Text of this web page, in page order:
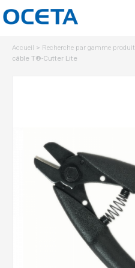
Accueil > Recherche par gamme produit
câble T®-Cutter Lite